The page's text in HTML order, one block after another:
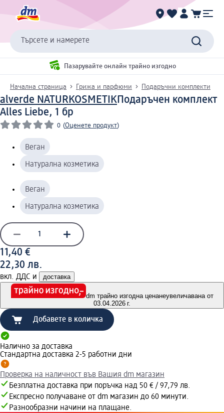
Търсете и намерете
Пазарувайте онлайн трайно изгодно
Начална страница Грижа и парфюми Подаръчни комплекти
alverde NATURKOSMETIKПодаръчен комплект
Alles Liebe, 1 бр
0 (Оценете продукт)
Веган
Натурална козметика
Веган
Натурална козметика
11,40 €
22,30 лв.
вкл. ДДС и доставка
dm трайно изгодна ценанеувеличавана от
03.04.2026 г.
Добавете в количка
Налично за доставка
Стандартна доставка 2-5 работни дни
Проверка на наличност във Вашия dm магазин
Безплатна доставка при поръчка над 50 € / 97,79 лв.
Експресно получаване от dm магазин до 60 минути.
Разнообразни начини на плащане.